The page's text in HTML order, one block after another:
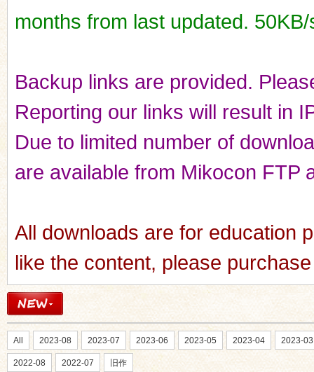
months from last updated.
Backup links are provided.
Reporting our links will result in
Due to limited number of
are available from Mikocon FTP
All downloads are for education
like the content, please
All 2023-08 2023-07 2023-06 2023-05 2023-04 2023-03
2022-08 2022-07 旧作